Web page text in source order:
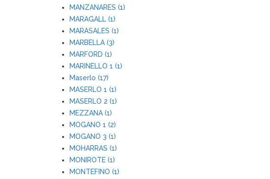
MANZANARES (1)
MARAGALL (1)
MARASALES (1)
MARBELLA (3)
MARFORD (1)
MARINELLO 1 (1)
Maserlo (17)
MASERLO 1 (1)
MASERLO 2 (1)
MEZZANA (1)
MOGANO 1 (2)
MOGANO 3 (1)
MOHARRAS (1)
MONIROTE (1)
MONTEFINO (1)